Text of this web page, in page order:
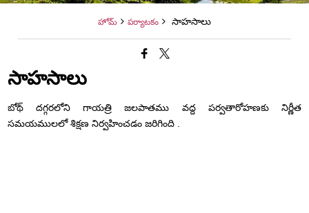
హోమ్ పర్యాటకం సాహసాలు
సాహసాలు
బోథ్ దగ్గరలోని గాయత్రి జలపాతము వద్ద పర్వతారోహణకు నిర్ణీత
సమయములలో శిక్షణ నిర్వహించడం జరిగింది .